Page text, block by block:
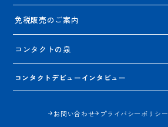
免税販売のご案内
コンタクトの泉
コンタクトデビューインタビュー
お問い合わせ プライバシーポリシー